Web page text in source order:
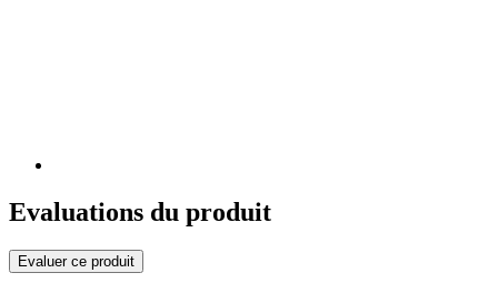
Evaluations du produit
Evaluer ce produit